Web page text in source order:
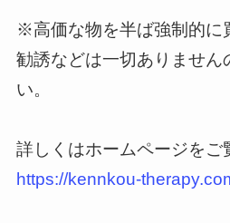
※高価な物を半ば強制的に
勧誘などは一切ありません
い。
詳しくはホームページをご
https://kennkou-